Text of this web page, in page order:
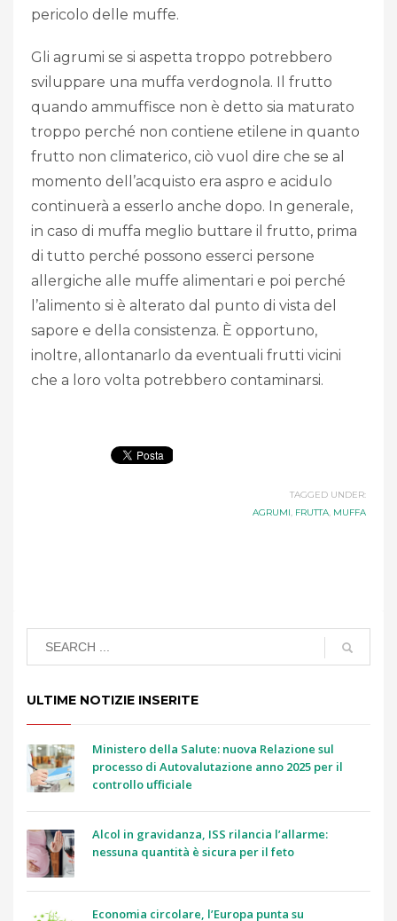
pericolo delle muffe.
Gli agrumi se si aspetta troppo potrebbero
sviluppare una muffa verdognola. Il frutto
quando ammuffisce non è detto sia maturato
troppo perché non contiene etilene in quanto
frutto non climaterico, ciò vuol dire che se al
momento dell’acquisto era aspro e acidulo
continuerà a esserlo anche dopo. In generale,
in caso di muffa meglio buttare il frutto, prima
di tutto perché possono esserci persone
allergiche alle muffe alimentari e poi perché
l’alimento si è alterato dal punto di vista del
sapore e della consistenza. È opportuno,
inoltre, allontanarlo da eventuali frutti vicini
che a loro volta potrebbero contaminarsi.
TAGGED UNDER:
AGRUMI, FRUTTA, MUFFA
ULTIME NOTIZIE INSERITE
Ministero della Salute: nuova Relazione sul
processo di Autovalutazione anno 2025 per il
controllo ufficiale
Alcol in gravidanza, ISS rilancia l’allarme:
nessuna quantità è sicura per il feto
Economia circolare, l’Europa punta su